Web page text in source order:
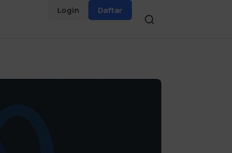
Login Daftar